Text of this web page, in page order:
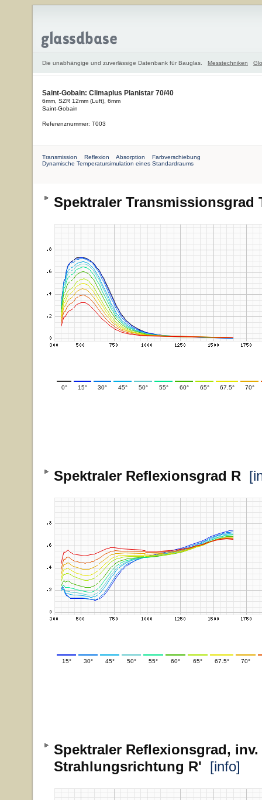
Die unabhängige und zuverlässige Datenbank für Bauglas. Messtechniken
Saint-Gobain: Climaplus Planistar 70/40
6mm, SZR 12mm (Luft), 6mm
Saint-Gobain
Referenznummer: T003
Transmission Reflexion Absorption
Farbverschiebung
Dynamische Temperatursimulation eines Standardraums
Spektraler
0° 15° 30° 45° 50° 55° 60° 65° 67.5° 70°
Spektraler Reflexionsgrad R
15° 30° 45° 50° 55° 60° 65° 67.5° 70°
Spektraler Reflexionsgrad, inv.
Strahlungsrichtung R' [info]